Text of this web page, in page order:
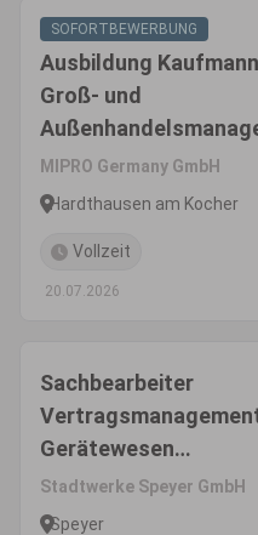
SOFORTBEWERBUNG
Ausbildung
Groß- und
MIPRO Germany GmbH
Hardthausen am Kocher
Vollzeit
20.07.2026
Sachbearbeiter
Gerätewesen
(Industriekaufmann,
für Groß- und
Stadtwerke Speyer GmbH
Speyer